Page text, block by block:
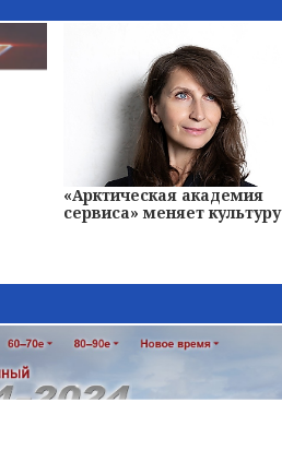
«Арктическая академия
сервиса» меняет культуру